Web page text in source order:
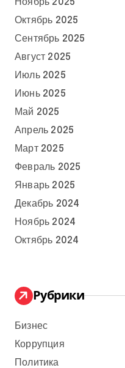
Октябрь 2025
Сентябрь 2025
Август 2025
Июль 2025
Июнь 2025
Май 2025
Апрель 2025
Март 2025
Февраль 2025
Январь 2025
Декабрь 2024
Ноябрь 2024
Октябрь 2024
Рубрики
Бизнес
Коррупция
Политика